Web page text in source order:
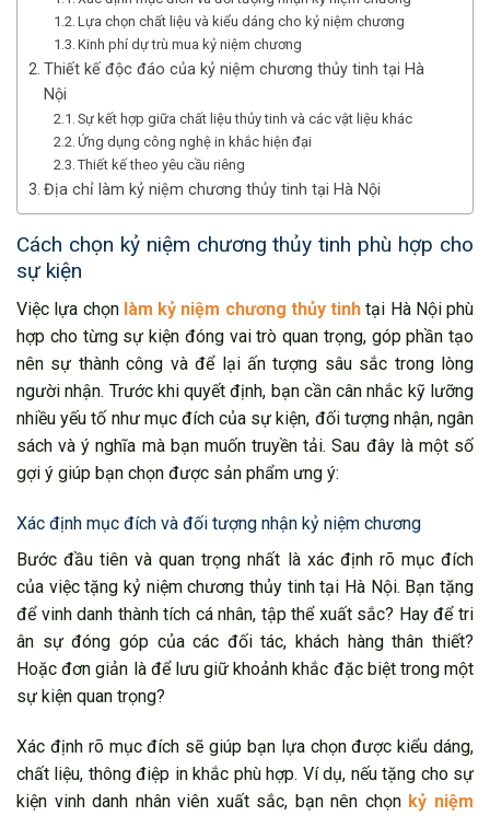
Lựa chọn chất liệu và kiểu dáng cho kỷ niệm chương
Kinh phí dự trù mua kỷ niệm chương
Thiết kế độc đáo của kỷ niệm chương thủy tinh tại Hà
Nội
Sự kết hợp giữa chất liệu thủy tinh và các vật liệu khác
Ứng dụng công nghệ in khắc hiện đại
Thiết kế theo yêu cầu riêng
Địa chỉ làm kỷ niệm chương thủy tinh tại Hà Nội
Cách chọn kỷ niệm chương thủy tinh phù hợp cho
sự kiện
Việc lựa chọn làm kỷ niệm chương thủy tinh tại Hà Nội phù
hợp cho từng sự kiện đóng vai trò quan trọng, góp phần tạo
nên sự thành công và để lại ấn tượng sâu sắc trong lòng
người nhận. Trước khi quyết định, bạn cần cân nhắc kỹ lưỡng
nhiều yếu tố như mục đích của sự kiện, đối tượng nhận, ngân
sách và ý nghĩa mà bạn muốn truyền tải. Sau đây là một số
gợi ý giúp bạn chọn được sản phẩm ưng ý:
Xác định mục đích và đối tượng nhận kỷ niệm chương
Bước đầu tiên và quan trọng nhất là xác định rõ mục đích
của việc tặng kỷ niệm chương thủy tinh tại Hà Nội. Bạn tặng
để vinh danh thành tích cá nhân, tập thể xuất sắc? Hay để tri
ân sự đóng góp của các đối tác, khách hàng thân thiết?
Hoặc đơn giản là để lưu giữ khoảnh khắc đặc biệt trong một
sự kiện quan trọng?
Xác định rõ mục đích sẽ giúp bạn lựa chọn được kiểu dáng,
chất liệu, thông điệp in khắc phù hợp. Ví dụ, nếu tặng cho sự
kiện vinh danh nhân viên xuất sắc, bạn nên chọn kỷ niệm